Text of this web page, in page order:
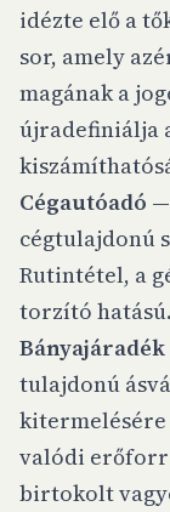
idézte elő a
sor, amely
magának a
újradefiniálja
Cégautóadó
cégtulajdonú
Rutintétel, a
torzító hatású.
tulajdonú
kitermelésére
valódi
birtokolt